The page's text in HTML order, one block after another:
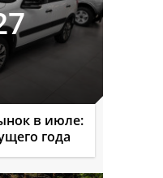
в июле:
года